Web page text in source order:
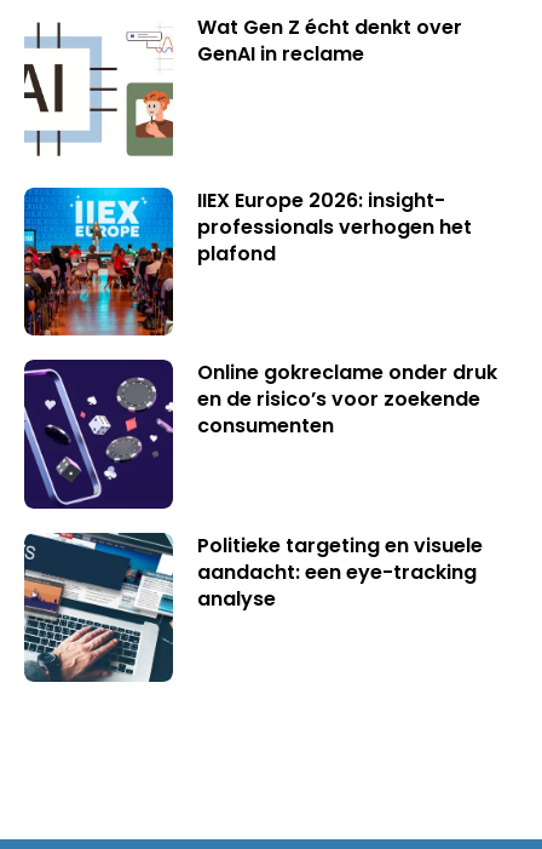
Wat Gen Z écht denkt over
GenAI in reclame
IIEX Europe 2026: insight-
professionals verhogen het
plafond
Online gokreclame onder druk
en de risico’s voor zoekende
consumenten
Politieke targeting en visuele
aandacht: een eye-tracking
analyse